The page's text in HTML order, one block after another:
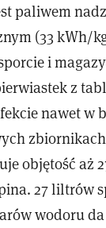
paliwem
(33 kWh/
i
z
nawet w
objętość aż
27 liltrów
wodoru